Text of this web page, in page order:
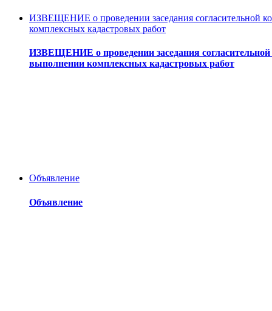
ИЗВЕЩЕНИЕ о проведении заседания согласительной
комплексных кадастровых работ
ИЗВЕЩЕНИЕ о проведении заседания согласительной
выполнении комплексных кадастровых работ
Объявление
Объявление